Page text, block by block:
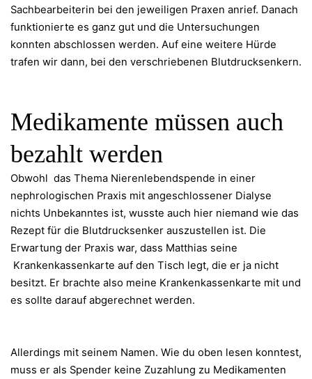
Sachbearbeiterin bei den jeweiligen Praxen anrief. Danach
funktionierte es ganz gut und die Untersuchungen
konnten abschlossen werden. Auf eine weitere Hürde
trafen wir dann, bei den verschriebenen Blutdrucksenkern.
Medikamente müssen auch
bezahlt werden
Obwohl das Thema Nierenlebendspende in einer
nephrologischen Praxis mit angeschlossener Dialyse
nichts Unbekanntes ist, wusste auch hier niemand wie das
Rezept für die Blutdrucksenker auszustellen ist. Die
Erwartung der Praxis war, dass Matthias seine
Krankenkassenkarte auf den Tisch legt, die er ja nicht
besitzt. Er brachte also meine Krankenkassenkarte mit und
es sollte darauf abgerechnet werden.
Allerdings mit seinem Namen. Wie du oben lesen konntest,
muss er als Spender keine Zuzahlung zu Medikamenten